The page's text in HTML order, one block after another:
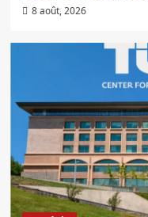
8 août, 2026